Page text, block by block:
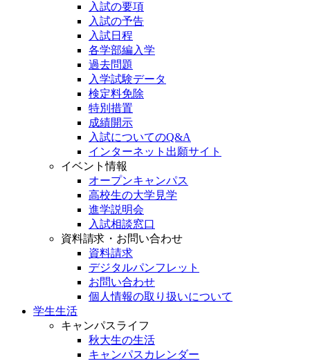
入試の要項
入試の予告
入試日程
各学部編入学
過去問題
入学試験データ
検定料免除
特別措置
成績開示
入試についてのQ&A
インターネット出願サイト
イベント情報
オープンキャンパス
高校生の大学見学
進学説明会
入試相談窓口
資料請求・お問い合わせ
資料請求
デジタルパンフレット
お問い合わせ
個人情報の取り扱いについて
学生生活
キャンパスライフ
秋大生の生活
キャンパスカレンダー